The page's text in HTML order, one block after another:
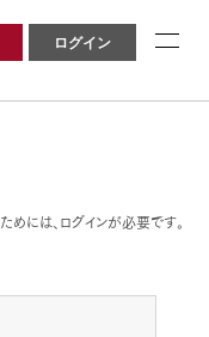
ログイン
には、ログインが必要です。